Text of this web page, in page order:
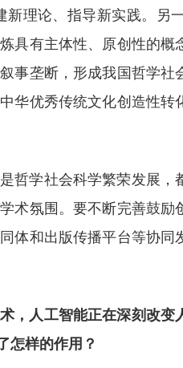
理论、指导新实践。另
具有主体性、原创性的
事垄断，形成我国哲学
华优秀传统文化创造性
哲学社会科学繁荣发展
术氛围。要不断完善鼓
体和出版传播平台等协同
，人工智能正在深刻改
怎样的作用？